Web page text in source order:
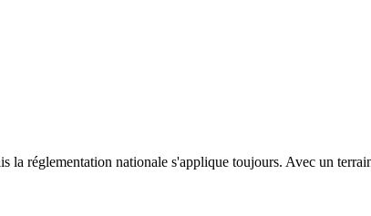
la réglementation nationale s'applique toujours. Avec un